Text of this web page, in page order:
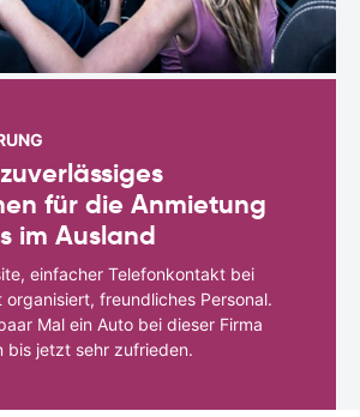
für die Anmietung
im Ausland
einfacher Telefonkontakt bei
organisiert, freundliches Personal.
Mal ein Auto bei dieser Firma
bis jetzt sehr zufrieden.